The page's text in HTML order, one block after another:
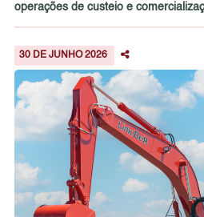
operações de custeio e
30 DE JUNHO 2026